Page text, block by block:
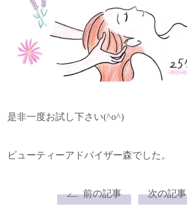
是非一度お試し下さい(^o^)
ビューティーアドバイザー森でした。
前の記事 次の記事